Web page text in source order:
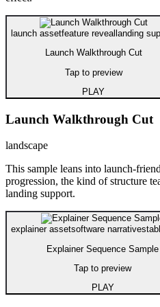
launch assetfeature reveal landing
Launch Walkthrough Cut
Tap to preview
PLAY
Launch Walkthrough Cut
landscape
This sample leans into launch-
progression, the kind of structure
landing support.
explainer assetsoftware narrative
Explainer Sequence Sample
Tap to preview
PLAY